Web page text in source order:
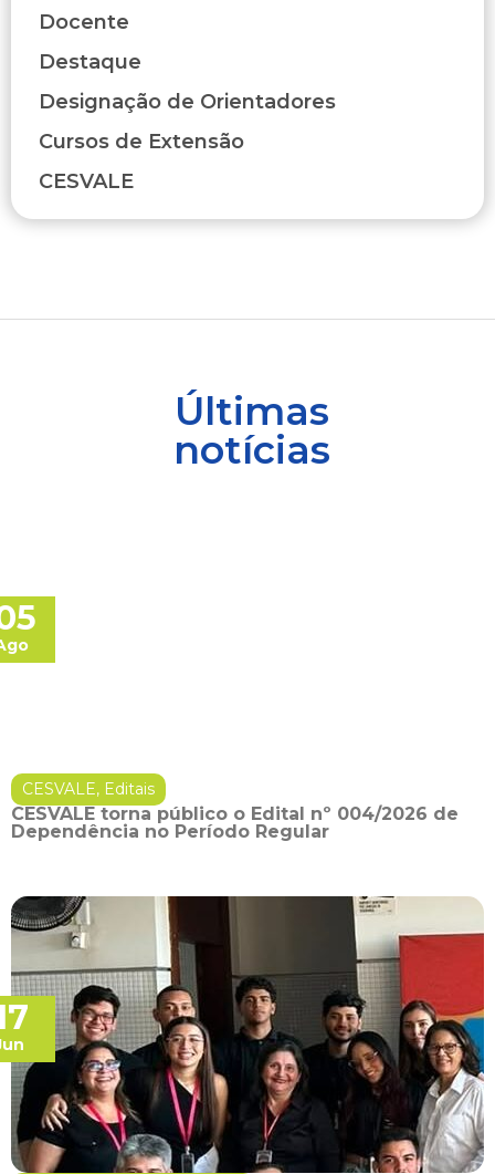
Docente
Destaque
Designação de Orientadores
Cursos de Extensão
CESVALE
Últimas
notícias
CESVALE, Editais
CESVALE torna público o Edital nº 004/2026 de
Dependência no Período Regular